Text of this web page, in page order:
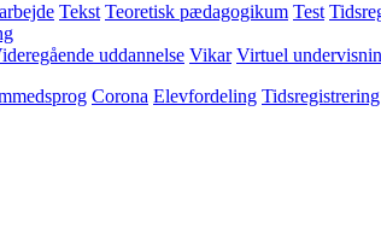
Tekst Teoretisk pædagogikum Test
uddannelse Vikar Virtuel
Corona Elevfordeling Tidsregistrering